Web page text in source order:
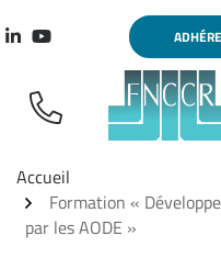
au
Lien vers le compte Linkedin
Lien vers la chaîne
Accueil
Formation «
par les AODE »